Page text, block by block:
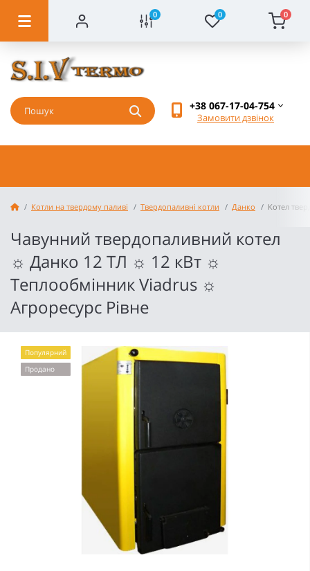
0 0 0
+38 067-17-04-754
Замовити дзвінок
Котли на твердому паливі Твердопаливні котли Данко Котел
Чавунний твердопаливний котел
☼ Данко 12 ТЛ ☼ 12 кВт ☼
Теплообмінник Viadrus ☼
Агроресурс Рівне
Популярний
Продано